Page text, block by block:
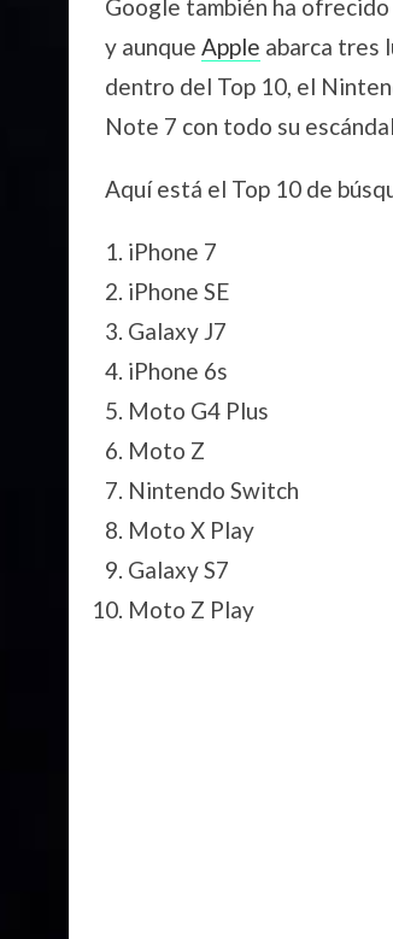
Google también ha
y aunque Apple abarca tres
dentro del Top 10, el
Note 7 con todo su
Aquí está el Top 10 de
iPhone 7
iPhone SE
Galaxy J7
iPhone 6s
Moto G4 Plus
Moto Z
Nintendo Switch
Moto X Play
Galaxy S7
Moto Z Play